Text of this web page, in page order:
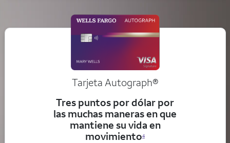
Tarjeta Autograph®
Tres puntos por dólar por
las muchas maneras en que
mantiene su vida en
movimiento4